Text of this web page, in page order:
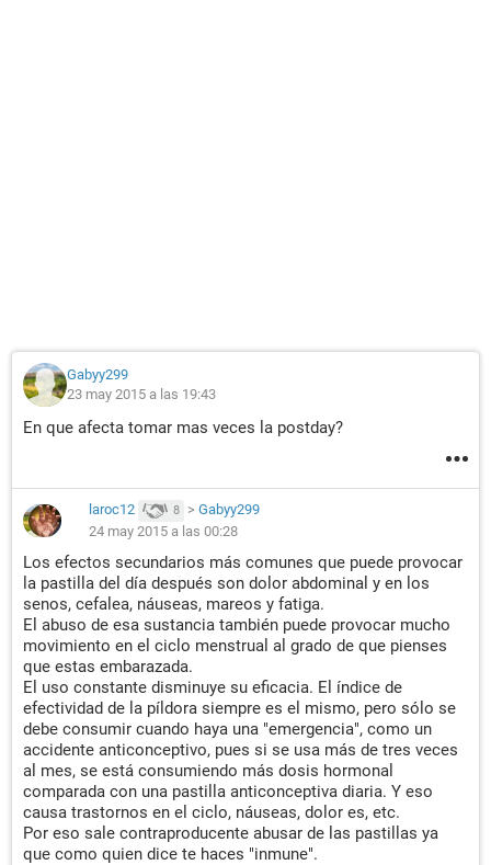
Gabyy299
23 may 2015 a las 19:43
En que afecta tomar mas veces la postday?
laroc12 8 > Gabyy299
24 may 2015 a las 00:28
Los efectos secundarios más comunes que puede provocar
la pastilla del día después son dolor abdominal y en los
senos, cefalea, náuseas, mareos y fatiga.
El abuso de esa sustancia también puede provocar mucho
movimiento en el ciclo menstrual al grado de que pienses
que estas embarazada.
El uso constante disminuye su eficacia. El índice de
efectividad de la píldora siempre es el mismo, pero sólo se
debe consumir cuando haya una "emergencia", como un
accidente anticonceptivo, pues si se usa más de tres veces
al mes, se está consumiendo más dosis hormonal
comparada con una pastilla anticonceptiva diaria. Y eso
causa trastornos en el ciclo, náuseas, dolor es, etc.
Por eso sale contraproducente abusar de las pastillas ya
que como quien dice te haces "inmune".